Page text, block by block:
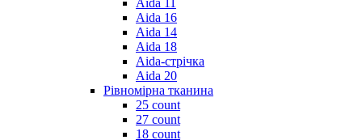
Aida 16
Aida 14
Aida 18
Aida-стрічка
Aida 20
Рівномірна тканина
25 count
27 count
18 count